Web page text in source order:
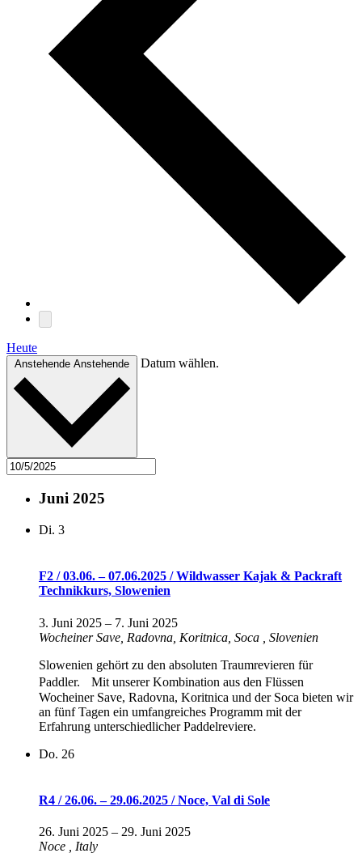
Heute
Anstehende Anstehende Datum wählen.
Juni 2025
Di. 3
F2 / 03.06. – 07.06.2025 / Wildwasser Kajak & Packraft
Technikkurs, Slowenien
3. Juni 2025 – 7. Juni 2025
Wocheiner Save, Radovna, Koritnica, Soca
, Slovenien
Slowenien gehört zu den absoluten Traumrevieren für
Paddler. Mit unserer Kombination aus den Flüssen
Wocheiner Save, Radovna, Koritnica und der Soca bieten wir
an fünf Tagen ein umfangreiches Programm mit der
Erfahrung unterschiedlicher Paddelreviere.
Do. 26
R4 / 26.06. – 29.06.2025 / Noce, Val di Sole
26. Juni 2025 – 29. Juni 2025
Noce
, Italy